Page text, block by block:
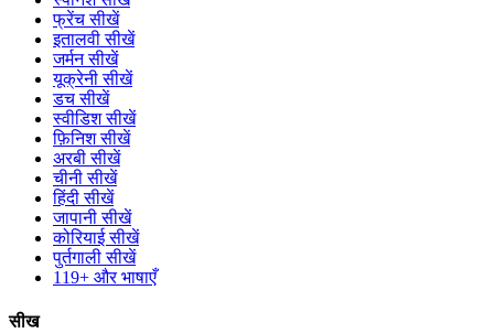
फ्रेंच सीखें
इतालवी सीखें
जर्मन सीखें
यूक्रेनी सीखें
डच सीखें
स्वीडिश सीखें
फ़िनिश सीखें
अरबी सीखें
चीनी सीखें
हिंदी सीखें
जापानी सीखें
कोरियाई सीखें
पुर्तगाली सीखें
119+ और भाषाएँ
सीख